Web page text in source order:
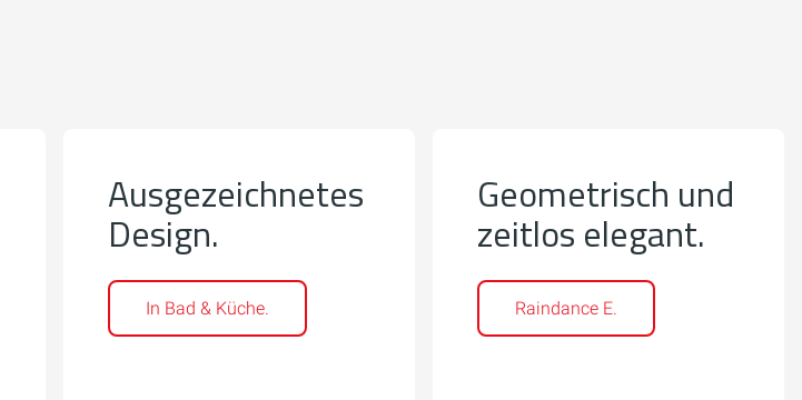
Ausgezeichnetes
Design.
In Bad & Küche.
Geometrisch und
zeitlos elegant.
Raindance E.